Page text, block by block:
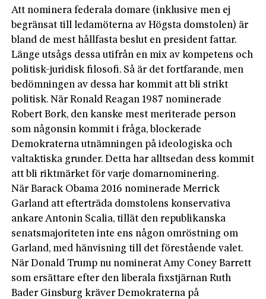
Att nominera federala domare (inklusive men ej
begränsat till ledamöterna av Högsta domstolen) är
bland de mest hållfasta beslut en president fattar.
Länge utsågs dessa utifrån en mix av kompetens och
politisk-juridisk filosofi. Så är det fortfarande, men
bedömningen av dessa har kommit att bli strikt
politisk. När Ronald Reagan 1987 nominerade
Robert Bork, den kanske mest meriterade person
som någonsin kommit i fråga, blockerade
Demokraterna utnämningen på ideologiska och
valtaktiska grunder. Detta har alltsedan dess kommit
att bli riktmärket för varje domarnominering.
När Barack Obama 2016 nominerade Merrick
Garland att efterträda domstolens konservativa
ankare Antonin Scalia, tillät den republikanska
senatsmajoriteten inte ens någon omröstning om
Garland, med hänvisning till det förestående valet.
När Donald Trump nu nominerat Amy Coney Barrett
som ersättare efter den liberala fixstjärnan Ruth
Bader Ginsburg kräver Demokraterna på